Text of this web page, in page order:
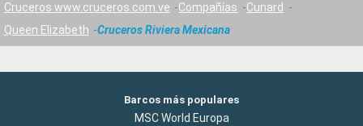
Cruceros www.cruceros.com.ve Compañías
Cunard
Queen Elizabeth
Cruceros Riviera Mexicana
Barcos más populares
MSC World Europa